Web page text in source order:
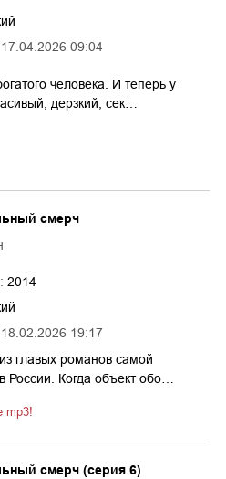
17.04.2026 09:04
человека. И теперь у
дерзкий, сек…
18.02.2026 19:17
смерч
2014
главых романов самой
России. Когда объект обо…
mp3!
смерч (серия 6)